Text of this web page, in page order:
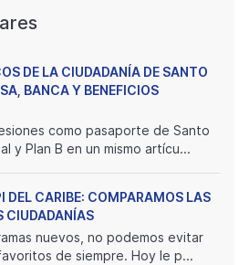
DE LA CIUDADANÍA DE SANTO
BANCA Y BENEFICIOS
como pasaporte de Santo
y Plan B en un mismo artícu...
DEL CARIBE: COMPARAMOS LAS
CIUDADANÍAS
nuevos, no podemos evitar
de siempre. Hoy le p...